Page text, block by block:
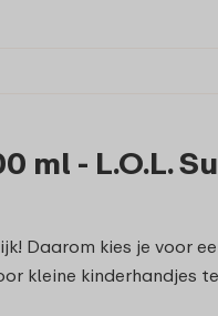
ml - L.O.L.
Daarom kies je voor
kleine kinderhandjes